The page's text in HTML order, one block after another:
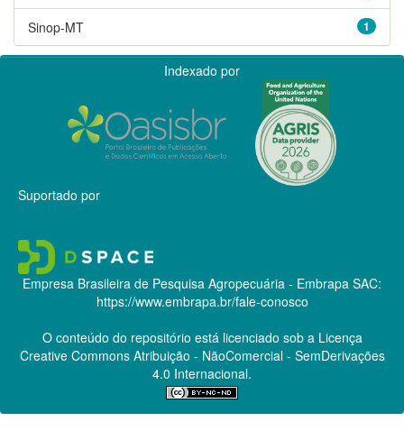
1
Sinop-MT
Indexado por
Suportado por
Empresa Brasileira de Pesquisa Agropecuária - Embrapa SAC:
https://www.embrapa.br/fale-conosco
O conteúdo do repositório está licenciado sob a Licença
Creative CommonsAtribuição - NãoComercial - SemDerivações
4.0 Internacional.